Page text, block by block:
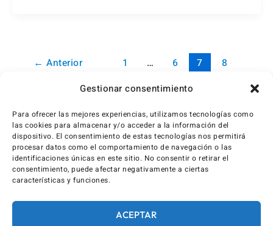
Gestionar consentimiento
Para ofrecer las mejores experiencias, utilizamos tecnologías como
las cookies para almacenar y/o acceder a la información del
dispositivo. El consentimiento de estas tecnologías nos permitirá
procesar datos como el comportamiento de navegación o las
identificaciones únicas en este sitio. No consentir o retirar el
consentimiento, puede afectar negativamente a ciertas
características y funciones.
ACEPTAR
← Anterior 1 … 6 7
8
Siguiente